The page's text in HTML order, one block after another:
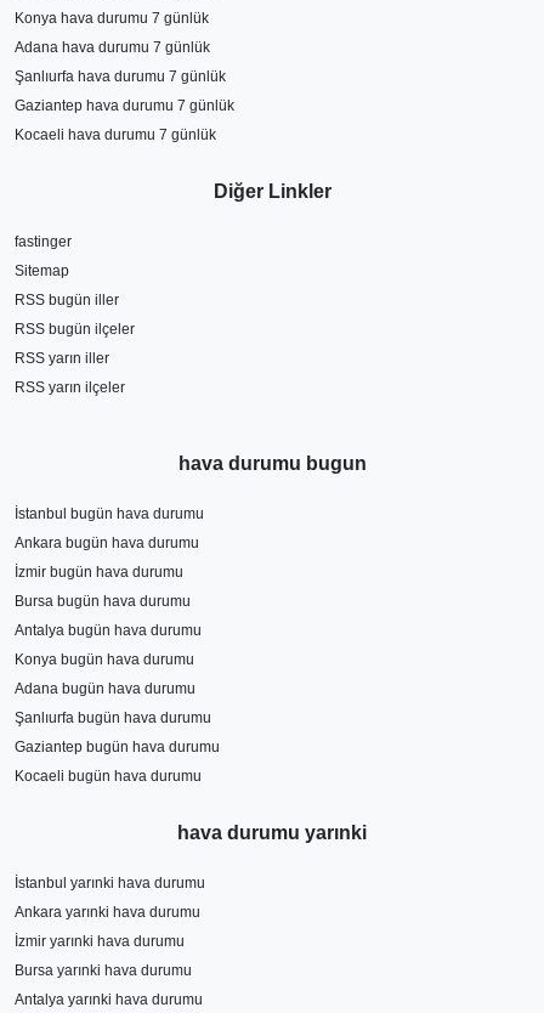
Konya hava durumu 7 günlük
Adana hava durumu 7 günlük
Şanlıurfa hava durumu 7 günlük
Gaziantep hava durumu 7 günlük
Kocaeli hava durumu 7 günlük
Diğer Linkler
fastinger
Sitemap
RSS bugün iller
RSS bugün ilçeler
RSS yarın iller
RSS yarın ilçeler
hava durumu bugun
İstanbul bugün hava durumu
Ankara bugün hava durumu
İzmir bugün hava durumu
Bursa bugün hava durumu
Antalya bugün hava durumu
Konya bugün hava durumu
Adana bugün hava durumu
Şanlıurfa bugün hava durumu
Gaziantep bugün hava durumu
Kocaeli bugün hava durumu
hava durumu yarınki
İstanbul yarınki hava durumu
Ankara yarınki hava durumu
İzmir yarınki hava durumu
Bursa yarınki hava durumu
Antalya yarınki hava durumu